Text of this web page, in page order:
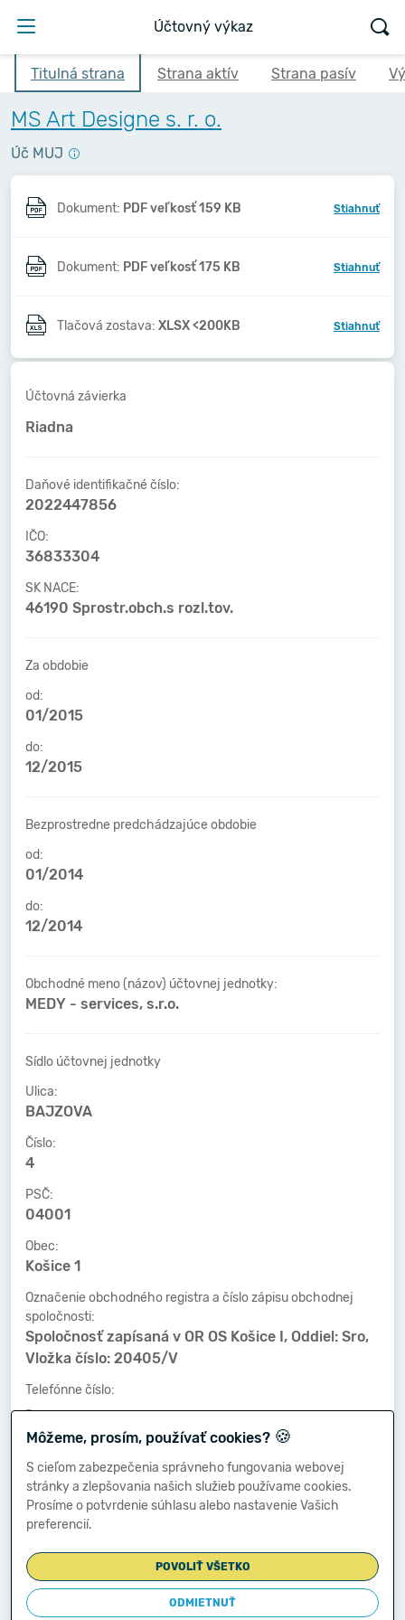
Účtovný výkaz
Titulná strana Strana aktív Strana pasív
MS Art Designe s. r. o.
Úč MUJ
Dokument: PDF veľkosť 159 KB Stiahnuť
Dokument: PDF veľkosť 175 KB Stiahnuť
Tlačová zostava: XLSX <200KB Stiahnuť
Účtovná závierka
Riadna
Daňové identifikačné číslo:
2022447856
IČO:
36833304
SK NACE:
46190 Sprostr.obch.s rozl.tov.
Za obdobie
od:
01/2015
do:
12/2015
Bezprostredne predchádzajúce obdobie
od:
01/2014
do:
12/2014
Obchodné meno (názov) účtovnej jednotky:
MEDY - services, s.r.o.
Sídlo účtovnej jednotky
Ulica:
BAJZOVA
Číslo:
4
PSČ:
04001
Obec:
Košice 1
Označenie obchodného registra a číslo zápisu obchodnej
spoločnosti:
Spoločnosť zapísaná v OR OS Košice I, Oddiel: Sro,
Vložka číslo: 20405/V
Telefónne číslo:
-
Faxové číslo:
-
E-mailová adresa:
-
Zostavená dňa:
29.06.2016
Môžeme, prosím, používať cookies? 🍪
S cieľom zabezpečenia správneho fungovania webovej
stránky a zlepšovania našich služieb používame cookies.
Prosíme o potvrdenie súhlasu alebo nastavenie Vašich
preferencií.
POVOLIŤ VŠETKO
ODMIETNUŤ